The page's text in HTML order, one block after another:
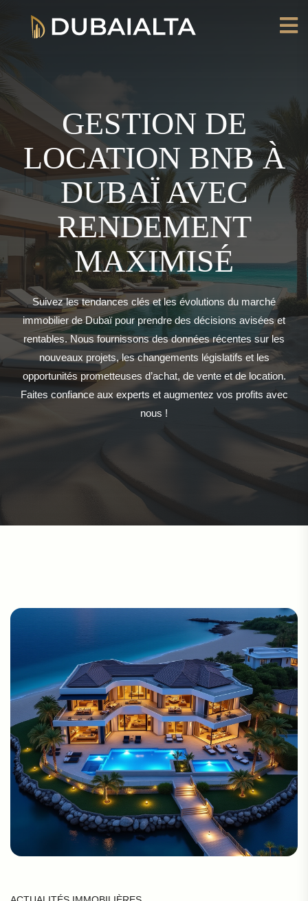
GESTION DE
LOCATION BNB À
DUBAÏ AVEC
RENDEMENT
MAXIMISÉ
Suivez les tendances clés et les évolutions du marché
immobilier de Dubaï pour prendre des décisions avisées et
rentables. Nous fournissons des données récentes sur les
nouveaux projets, les changements législatifs et les
opportunités prometteuses d’achat, de vente et de location.
Faites confiance aux experts et augmentez vos profits avec
nous !